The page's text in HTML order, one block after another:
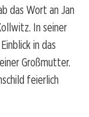
das Wort an Jan
In seiner
in das
Großmutter.
feierlich